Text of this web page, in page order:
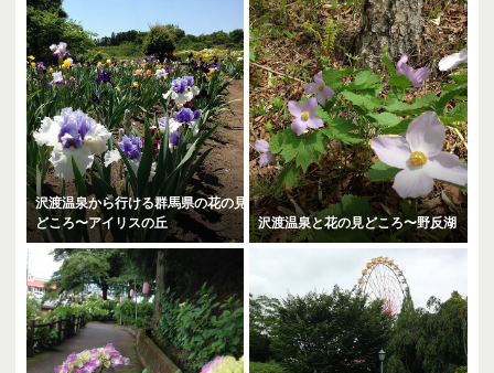
沢渡温泉から行ける群馬県の花の見
どころ〜アイリスの丘
沢渡温泉と花の見どころ〜野反湖